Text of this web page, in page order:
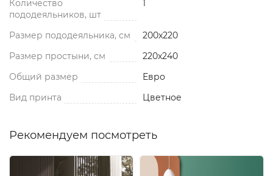
Количество
пододеяльников, шт
1
Размер пододеяльника, см
200x220
Размер простыни, см
220x240
Общий размер
Евро
Вид принта
Цветное
Рекомендуем посмотреть